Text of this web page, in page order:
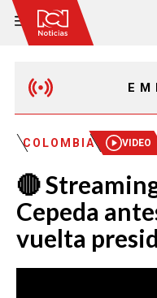
COLOMBIA VIDEO
🔴
Cepeda
vuelta